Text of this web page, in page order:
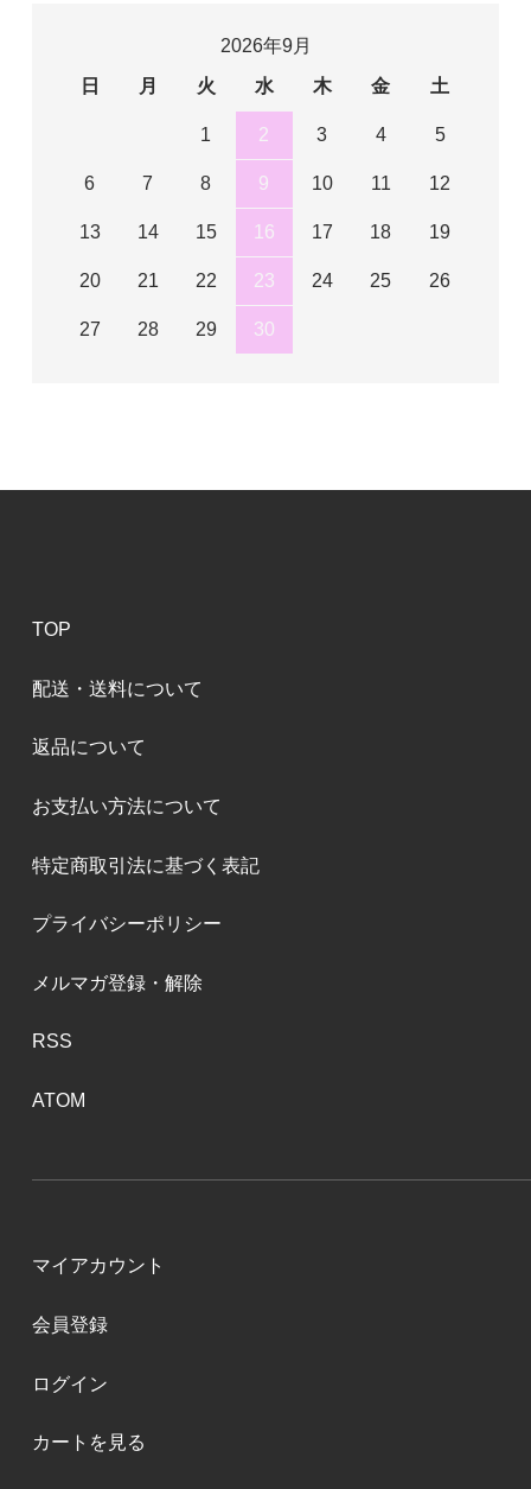
2026年9月
日
月 火 水 木 金 土
1 2 3 4 5
6 7 8 9 10 11 12
13 14 15 16 17 18 19
20 21 22 23 24 25 26
27 28 29 30
TOP
配送・送料について
返品について
お支払い方法について
特定商取引法に基づく表記
プライバシーポリシー
メルマガ登録・解除
RSS
ATOM
マイアカウント
会員登録
ログイン
カートを見る